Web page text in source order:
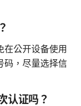
在公开设备使用
码，尽量选择信
认证吗？